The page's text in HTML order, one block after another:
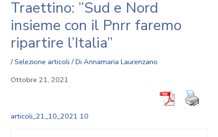
Traettino: ”Sud e Nord
insieme con il Pnrr faremo
ripartire l’Italia”
/Selezione articoli / DiAnnamaria Laurenzano
Ottobre 21, 2021
articoli_21_10_2021 10